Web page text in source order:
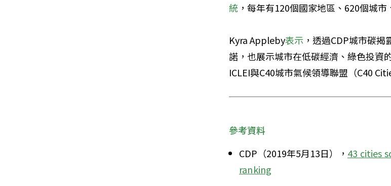
統 ，每年有120個國家地區、620個城
Kyra Appleby表示 ，透過CDP城市碳
諾，也展示城市在低碳經濟、綠色投資
ICLEI與C40城市氣候領導聯盟（C40
參考資料
CDP（2019年5月13日）， 43 cities
ranking